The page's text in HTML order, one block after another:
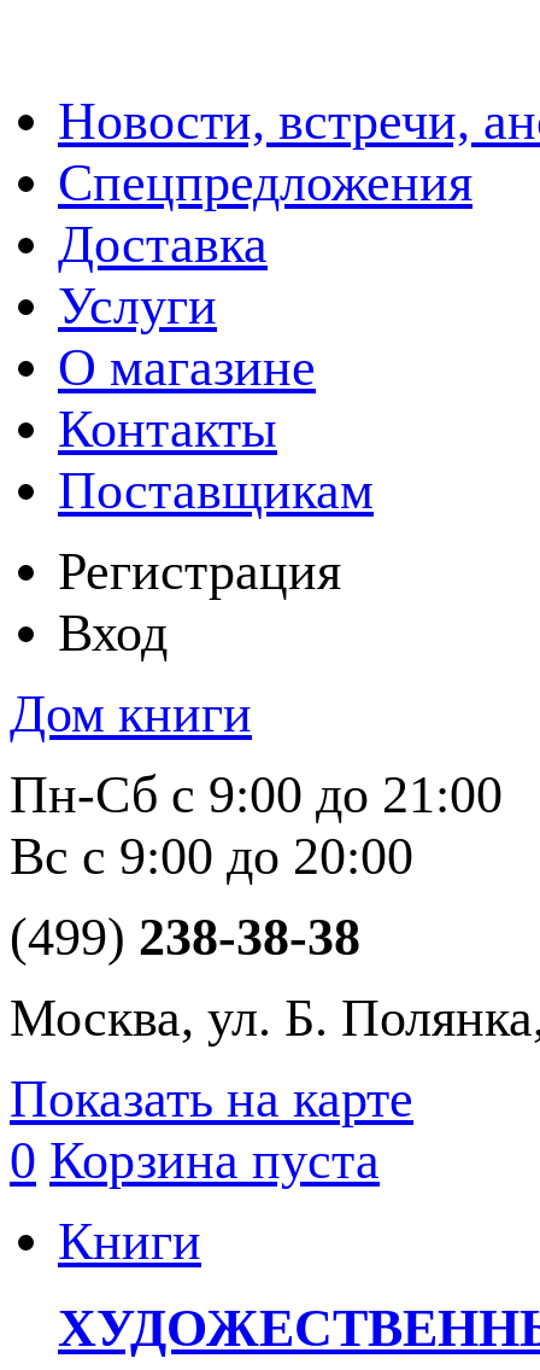
Новости, встречи,
Спецпредложения
Доставка
Услуги
О магазине
Контакты
Поставщикам
Регистрация
Вход
Дом книги
Пн-Сб с 9:00 до 21:00
Вс с 9:00 до 20:00
(499) 238-38-38
Москва, ул. Б.
Показать на карте
0 Корзина пуста
Книги